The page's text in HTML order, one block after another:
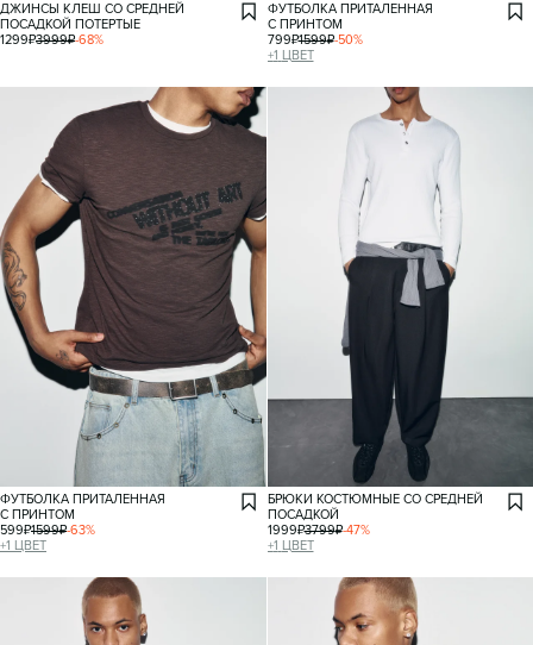
ДЖИНСЫ КЛЕШ СО СРЕДНЕЙ
ПОСАДКОЙ ПОТЕРТЫЕ
1299₽3999₽-68%
ФУТБОЛКА ПРИТАЛЕННАЯ
С ПРИНТОМ
799₽1599₽-50%
+1 ЦВЕТ
ФУТБОЛКА ПРИТАЛЕННАЯ
С ПРИНТОМ
599₽1599₽-63%
+1 ЦВЕТ
БРЮКИ КОСТЮМНЫЕ СО СРЕДНЕЙ
ПОСАДКОЙ
1999₽3799₽-47%
+1 ЦВЕТ